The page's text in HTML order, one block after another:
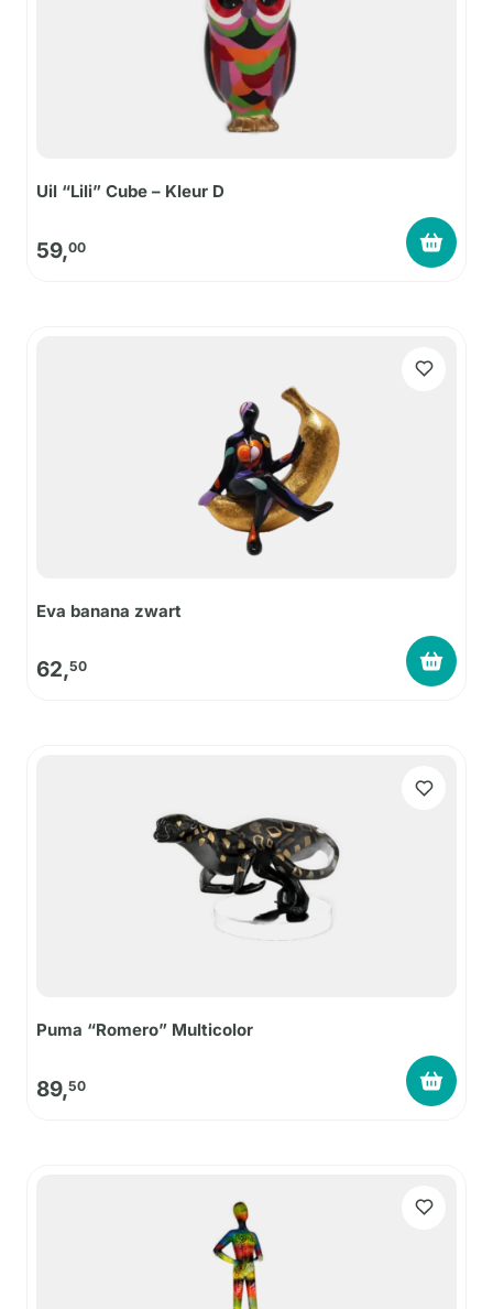
Uil “Lili” Cube – Kleur D
59,00
Eva banana zwart
62,50
Puma “Romero” Multicolor
89,50